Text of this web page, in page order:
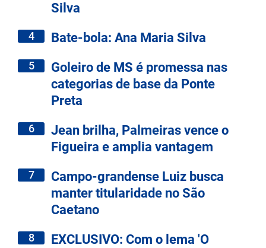
Silva
4 Bate-bola: Ana Maria Silva
5
Goleiro de MS é promessa nas
categorias de base da Ponte
Preta
6
Jean brilha, Palmeiras vence o
Figueira e amplia vantagem
7
Campo-grandense Luiz busca
manter titularidade no São
Caetano
8
EXCLUSIVO: Com o lema 'O